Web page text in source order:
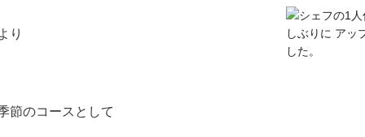
り
節のコースとして